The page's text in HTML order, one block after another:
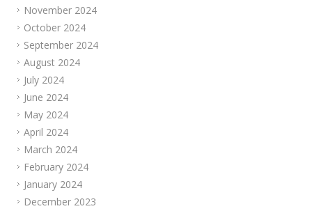
November 2024
October 2024
September 2024
August 2024
July 2024
June 2024
May 2024
April 2024
March 2024
February 2024
January 2024
December 2023